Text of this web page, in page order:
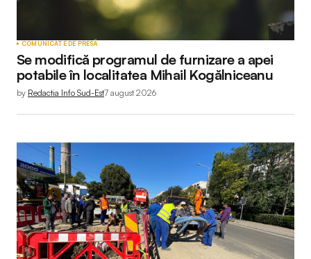
COMUNICATE DE PRESĂ
Se modifică programul de furnizare a apei
potabile în localitatea Mihail Kogălniceanu
by Redactia Info Sud-Est7 august 2026